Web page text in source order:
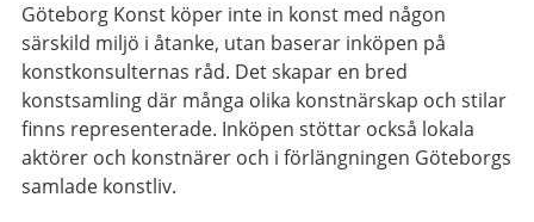
Göteborg Konst köper inte in konst med någon
särskild miljö i åtanke, utan baserar inköpen på
konstkonsulternas råd. Det skapar en bred
konstsamling där många olika konstnärskap och stilar
finns representerade. Inköpen stöttar också lokala
aktörer och konstnärer och i förlängningen Göteborgs
samlade konstliv.